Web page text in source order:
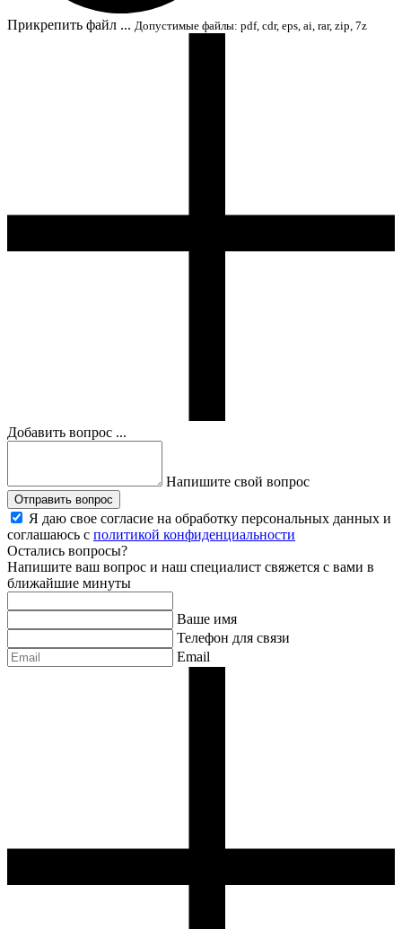
Прикрепить файл ... Допустимые файлы: pdf, cdr, eps, ai, rar, zip, 7z
Добавить вопрос ...
Напишите свой вопрос
Отправить вопрос
Я даю свое согласие на обработку персональных данных и
соглашаюсь с политикой конфиденциальности
Остались вопросы?
Напишите ваш вопрос и наш специалист свяжется с вами в
ближайшие минуты
Ваше имя
Телефон для связи
Email